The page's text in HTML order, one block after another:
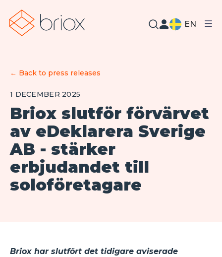
EN
← Back to press releases
1 DECEMBER 2025
Briox slutför förvärvet
av eDeklarera Sverige
AB - stärker
erbjudandet till
soloföretagare
Briox har slutfört det tidigare aviserade